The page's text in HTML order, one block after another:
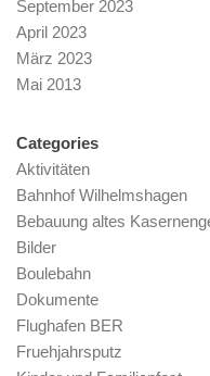
September 2023
April 2023
März 2023
Mai 2013
Categories
Aktivitäten
Bahnhof Wilhelmshagen
Bebauung altes
Bilder
Boulebahn
Dokumente
Flughafen BER
Fruehjahrsputz